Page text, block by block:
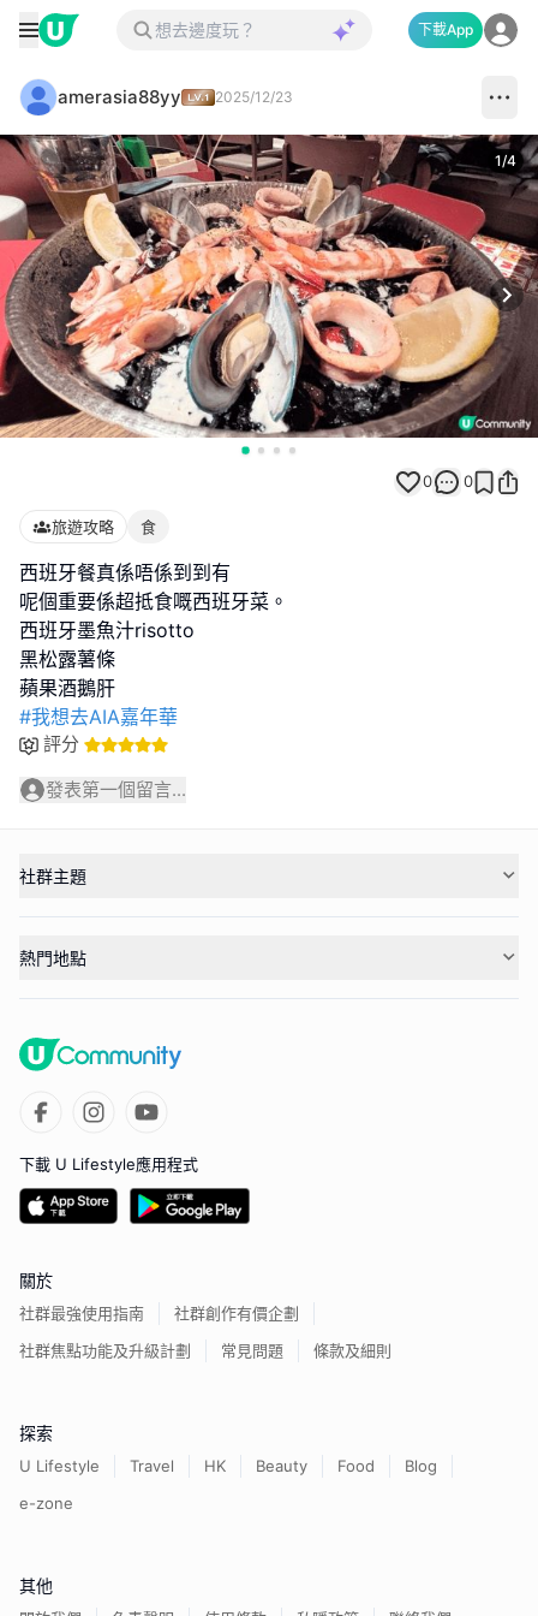
下載App
amerasia88yy 2025/12/23
1/4
0 0
旅遊攻略 食
西班牙餐真係唔係到到有
呢個重要係超抵食嘅西班牙菜。
西班牙墨魚汁risotto
黑松露薯條
#我想去AIA嘉年華
評分
發表第一個留言...
社群主題
熱門地點
下載 U Lifestyle應用程式
關於
社群最強使用指南
社群創作有價企劃
社群焦點功能及升級計劃
常見問題 條款及細則
探索
U Lifestyle Travel HK Beauty Food
Blog
e-zone
其他